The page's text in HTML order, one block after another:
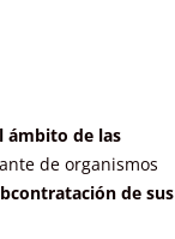
ámbito de las
de organismos
de sus